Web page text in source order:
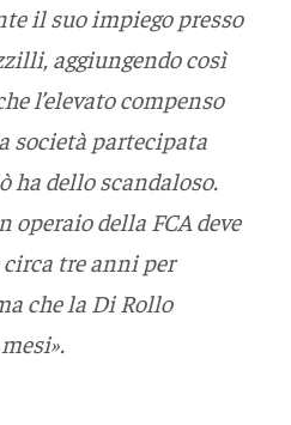
il suo impiego presso
aggiungendo così
l’elevato compenso
società partecipata
ha dello scandaloso.
operaio della FCA deve
tre anni per
che la Di Rollo